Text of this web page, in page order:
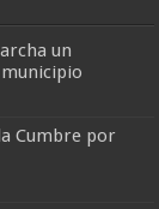
un
Cumbre por